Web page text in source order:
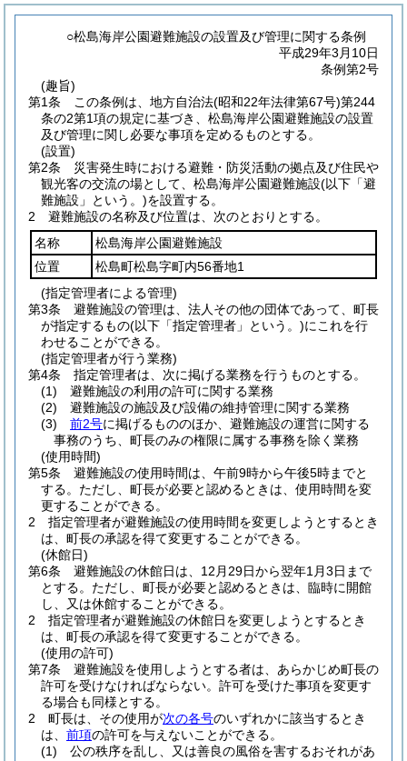
○松島海岸公園避難施設の設置及び管理に関する条例
平成29年3月10日
条例第2号
(趣旨)
第1条
この条例は、地方自治法(昭和22年法律第67号)第244
条の2第1項の規定に基づき、松島海岸公園避難施設の設置
及び管理に関し必要な事項を定めるものとする。
(設置)
第2条
災害発生時における避難・防災活動の拠点及び住民や
観光客の交流の場として、松島海岸公園避難施設(以下「避
難施設」という。)を設置する。
2
避難施設の名称及び位置は、次のとおりとする。
名称
松島海岸公園避難施設
位置
松島町松島字町内56番地1
(指定管理者による管理)
第3条
避難施設の管理は、法人その他の団体であって、町長
が指定するもの(以下「指定管理者」という。)にこれを行
わせることができる。
(指定管理者が行う業務)
第4条
指定管理者は、次に掲げる業務を行うものとする。
(1)
避難施設の利用の許可に関する業務
(2)
避難施設の施設及び設備の維持管理に関する業務
(3)
前2号に掲げるもののほか、避難施設の運営に関する
事務のうち、町長のみの権限に属する事務を除く業務
(使用時間)
第5条
避難施設の使用時間は、午前9時から午後5時までと
する。 ただし、町長が必要と認めるときは、使用時間を変
更することができる。
2
指定管理者が避難施設の使用時間を変更しようとするとき
は、町長の承認を得て変更することができる。
(休館日)
第6条
避難施設の休館日は、12月29日から翌年1月3日まで
とする。 ただし、町長が必要と認めるときは、臨時に開館
し、又は休館することができる。
2
指定管理者が避難施設の休館日を変更しようとするとき
は、町長の承認を得て変更することができる。
(使用の許可)
第7条
避難施設を使用しようとする者は、あらかじめ町長の
許可を受けなければならない。 許可を受けた事項を変更す
る場合も同様とする。
2
町長は、その使用が次の各号のいずれかに該当するとき
は、 前項の許可を与えないことができる。
(1)
公の秩序を乱し、又は善良の風俗を害するおそれがあ